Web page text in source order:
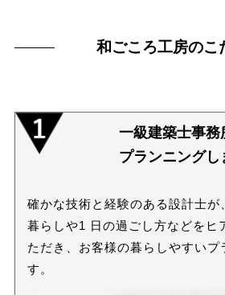
和ごころ工房のこ
一級建築士事務
プランニングし
確かな技術と経験のある設計士が
暮らしや1 日の過ごし方などをヒ
ただき、お客様の暮らしやすいプ
す。